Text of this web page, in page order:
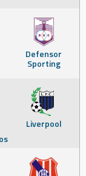
Defensor
Sporting
Liverpool